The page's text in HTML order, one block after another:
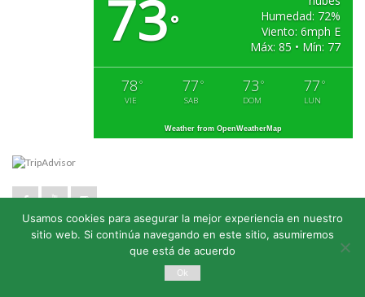
73°
Humedad: 72%
Viento: 6mph E
Máx: 85 • Mín: 77
78 °
VIE
77 °
SAB
73 °
DOM
77 °
LUN
Weather from OpenWeatherMap
Oficina:(506) 2257-4171
Usamos cookies para asegurar la mejor experiencia en nuestro
sitio web. Si continúa navegando en este sitio, asumiremos
que está de acuerdo
Ok